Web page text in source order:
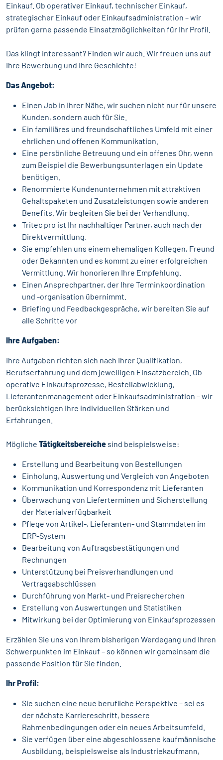
Einkauf. Ob operativer Einkauf, technischer Einkauf,
strategischer Einkauf oder Einkaufsadministration – wir
prüfen gerne passende Einsatzmöglichkeiten für Ihr Profil.
Das klingt interessant? Finden wir auch. Wir freuen uns auf
Ihre Bewerbung und Ihre Geschichte!
Das Angebot:
Einen Job in Ihrer Nähe, wir suchen nicht nur für unsere
Kunden, sondern auch für Sie.
Ein familiäres und freundschaftliches Umfeld mit einer
ehrlichen und offenen Kommunikation.
Eine persönliche Betreuung und ein offenes Ohr, wenn
zum Beispiel die Bewerbungsunterlagen ein Update
benötigen.
Renommierte Kundenunternehmen mit attraktiven
Gehaltspaketen und Zusatzleistungen sowie anderen
Benefits. Wir begleiten Sie bei der Verhandlung.
Tritec pro ist Ihr nachhaltiger Partner, auch nach der
Direktvermittlung.
Sie empfehlen uns einem ehemaligen Kollegen, Freund
oder Bekannten und es kommt zu einer erfolgreichen
Vermittlung. Wir honorieren Ihre Empfehlung.
Einen Ansprechpartner, der Ihre Terminkoordination
und -organisation übernimmt.
Briefing und Feedbackgespräche, wir bereiten Sie auf
alle Schritte vor
Ihre Aufgaben:
Ihre Aufgaben richten sich nach Ihrer Qualifikation,
Berufserfahrung und dem jeweiligen Einsatzbereich. Ob
operative Einkaufsprozesse, Bestellabwicklung,
Lieferantenmanagement oder Einkaufsadministration – wir
berücksichtigen Ihre individuellen Stärken und
Erfahrungen.
Mögliche Tätigkeitsbereiche sind beispielsweise:
Erstellung und Bearbeitung von Bestellungen
Einholung, Auswertung und Vergleich von Angeboten
Kommunikation und Korrespondenz mit Lieferanten
Überwachung von Lieferterminen und Sicherstellung
der Materialverfügbarkeit
Pflege von Artikel-, Lieferanten- und Stammdaten im
ERP-System
Bearbeitung von Auftragsbestätigungen und
Rechnungen
Unterstützung bei Preisverhandlungen und
Vertragsabschlüssen
Durchführung von Markt- und Preisrecherchen
Erstellung von Auswertungen und Statistiken
Mitwirkung bei der Optimierung von Einkaufsprozessen
Erzählen Sie uns von Ihrem bisherigen Werdegang und Ihren
Schwerpunkten im Einkauf – so können wir gemeinsam die
passende Position für Sie finden.
Ihr Profil:
Sie suchen eine neue berufliche Perspektive – sei es
der nächste Karriereschritt, bessere
Rahmenbedingungen oder ein neues Arbeitsumfeld.
Sie verfügen über eine abgeschlossene kaufmännische
Ausbildung, beispielsweise als Industriekaufmann,